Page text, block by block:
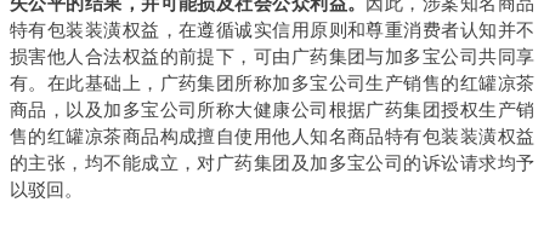
特有包装装潢权益，在遵循诚实信用原则和尊重消费者认知并不
损害他人合法权益的前提下，可由广药集团与加多宝公司共同享
有。在此基础上，广药集团所称加多宝公司生产销售的红罐凉茶
商品，以及加多宝公司所称大健康公司根据广药集团授权生产销
售的红罐凉茶商品构成擅自使用他人知名商品特有包装装潢权益
的主张，均不能成立，对广药集团及加多宝公司的诉讼请求均予
以驳回。